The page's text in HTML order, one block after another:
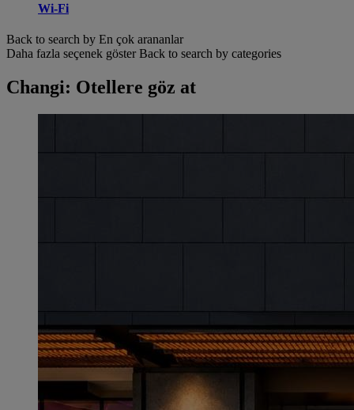
Wi-Fi
Back to search by En çok arananlar
Daha fazla seçenek göster Back to search by categories
Changi: Otellere göz at